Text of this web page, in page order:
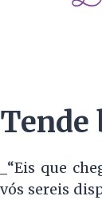
Tende
_“Eis que
vós sereis